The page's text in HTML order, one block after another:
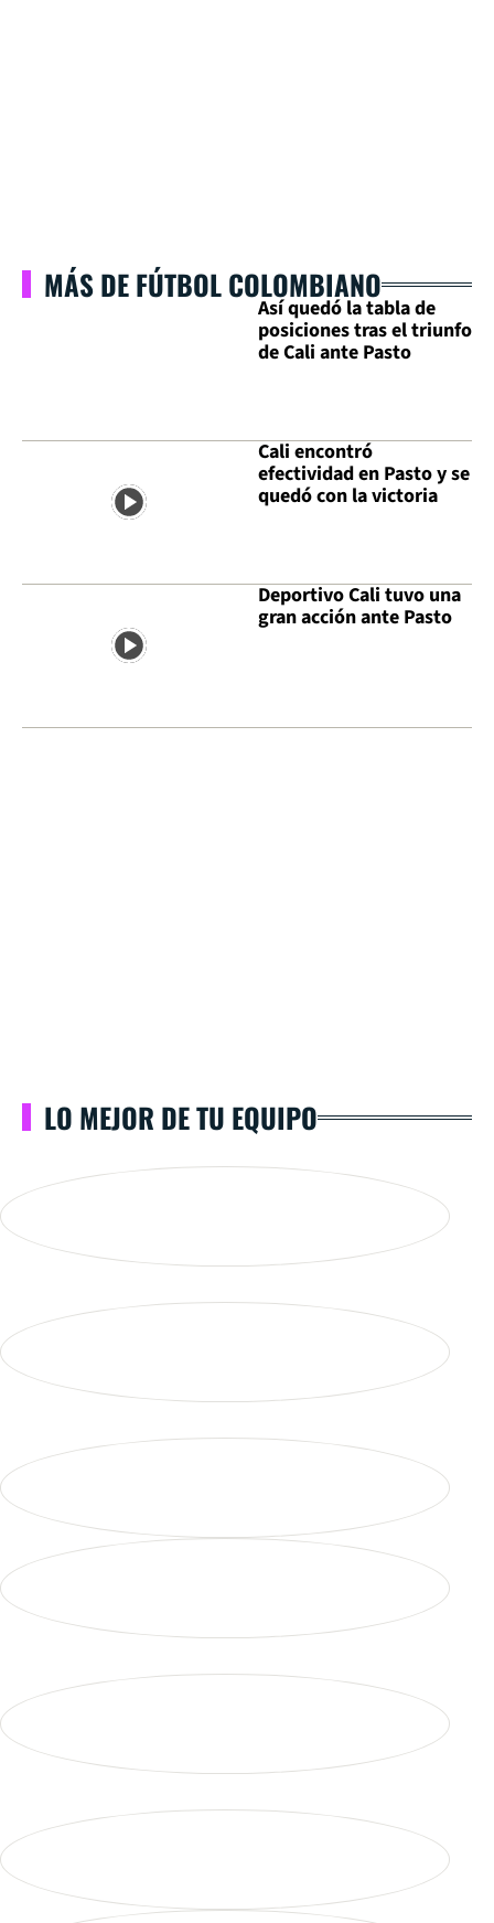
MÁS DE FÚTBOL COLOMBIANO
Así quedó la tabla de
posiciones tras el triunfo
de Cali ante Pasto
Cali encontró
efectividad en Pasto y se
quedó con la victoria
Deportivo Cali tuvo una
gran acción ante Pasto
LO MEJOR DE TU EQUIPO